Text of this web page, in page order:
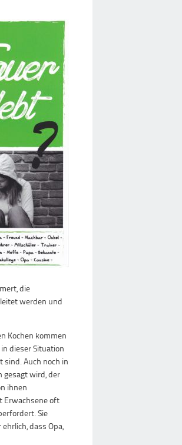
die
werden und
Kochen kommen
dieser Situation
sind. Auch noch in
gesagt wird, der
ihnen
Erwachsene oft
Sie
dass Opa,